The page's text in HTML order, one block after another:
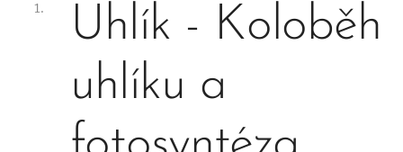
Uhlík - Koloběh
uhlíku a